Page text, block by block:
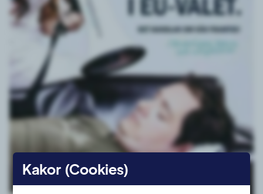
Kakor (Cookies)